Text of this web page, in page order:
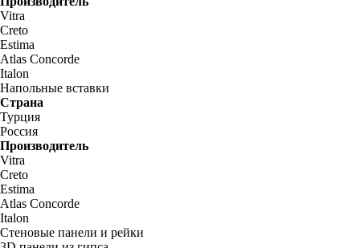
Vitra
Creto
Estima
Atlas Concorde
Italon
Напольные вставки
Страна
Турция
Россия
Производитель
Vitra
Creto
Estima
Atlas Concorde
Italon
Стеновые панели и рейки